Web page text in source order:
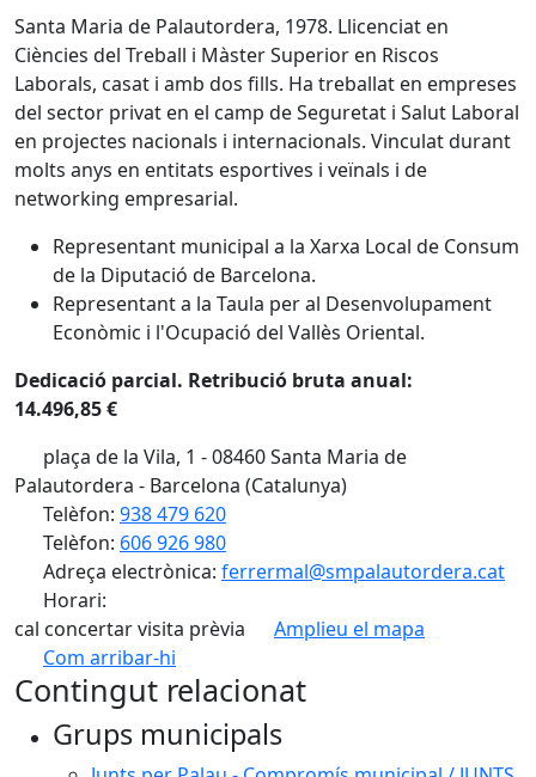
Santa Maria de Palautordera, 1978. Llicenciat en
Ciències del Treball i Màster Superior en Riscos
Laborals, casat i amb dos fills. Ha treballat en empreses
del sector privat en el camp de Seguretat i Salut Laboral
en projectes nacionals i internacionals. Vinculat durant
molts anys en entitats esportives i veïnals i de
networking empresarial.
Representant municipal a la Xarxa Local de Consum
de la Diputació de Barcelona.
Representant a la Taula per al Desenvolupament
Econòmic i l'Ocupació del Vallès Oriental.
Dedicació parcial. Retribució bruta anual:
14.496,85 €
plaça de la Vila, 1 - 08460 Santa Maria de
Palautordera - Barcelona (Catalunya)
Telèfon: 938 479 620
Telèfon: 606 926 980
Adreça electrònica: ferrermal@smpalautordera.cat
Horari:
cal concertar visita prèvia
Amplieu el mapa
Com arribar-hi
+
−
Contingut relacionat
Grups municipals